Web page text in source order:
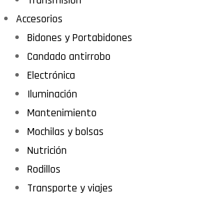
Accesorios
Bidones y Portabidones
Candado antirrobo
Electrónica
Iluminación
Mantenimiento
Mochilas y bolsas
Nutrición
Rodillos
Transporte y viajes